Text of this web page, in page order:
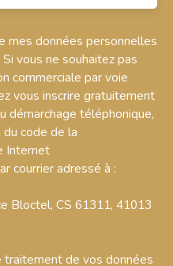
mes données personnelles
vous ne souhaitez pas
commerciale par voie
vous inscrire gratuitement
démarchage téléphonique,
code de la
Internet
courrier adressé à :
Bloctel, CS 61311, 41013
traitement de vos données